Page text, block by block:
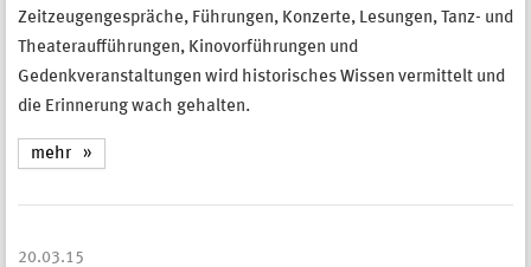
Zeitzeugengespräche, Führungen, Konzerte, Lesungen, Tanz- und
Theateraufführungen, Kinovorführungen und
Gedenkveranstaltungen wird historisches Wissen vermittelt und
die Erinnerung wach gehalten.
mehr
20.03.15